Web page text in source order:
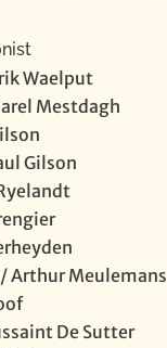
Waelput
Mestdagh
Gilson
Arthur Meulemans
De Sutter